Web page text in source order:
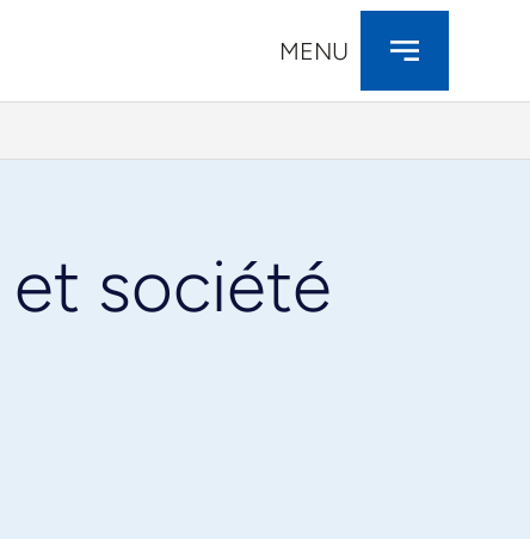
MENU
et société